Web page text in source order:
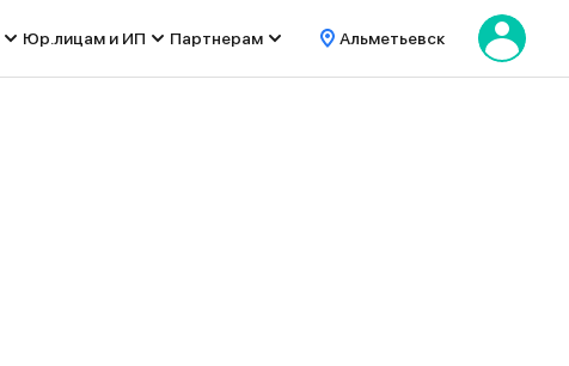
Юр.лицам и ИП Партнерам Альметьевск